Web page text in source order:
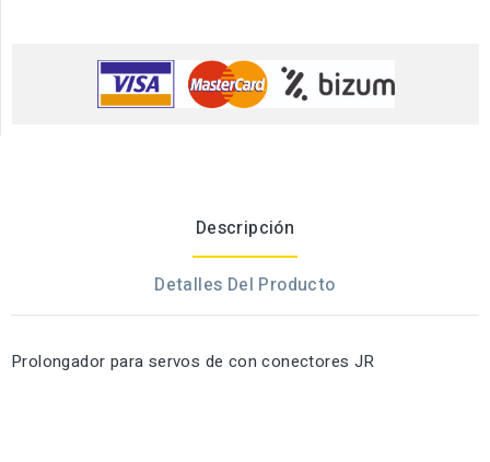
Descripción
Detalles Del Producto
Prolongador para servos de con conectores JR